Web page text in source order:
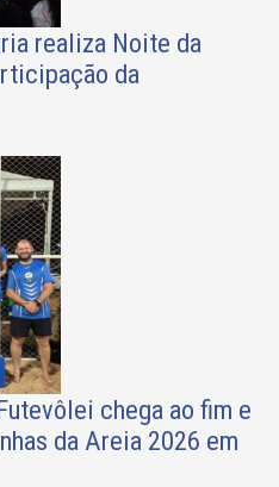
realiza Noite da
da
chega ao fim e
da Areia 2026 em